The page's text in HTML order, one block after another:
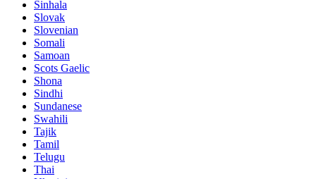
Sinhala
Slovak
Slovenian
Somali
Samoan
Scots Gaelic
Shona
Sindhi
Sundanese
Swahili
Tajik
Tamil
Telugu
Thai